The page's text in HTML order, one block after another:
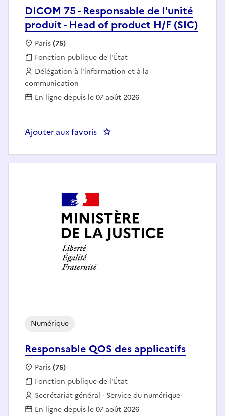
DICOM 75 - Responsable de l'unité
produit - Head of product H/F (SIC)
Localisation :
Paris(75)
Fonction publique :
Fonction publique de l'État
Employeur :
Délégation à l'information et à la
communication
En ligne depuis le 07 août 2026
Ajouter aux favoris
Responsable QOS des applicatifs
Numérique
Localisation :
Paris(75)
Fonction publique :
Fonction publique de l'État
Employeur :
Secrétariat général - Service du numérique
En ligne depuis le 07 août 2026